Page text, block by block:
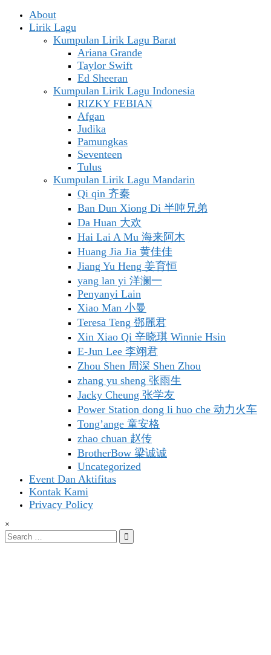
About
Lirik Lagu
Kumpulan Lirik Lagu Barat
Ariana Grande
Taylor Swift
Ed Sheeran
Kumpulan Lirik Lagu Indonesia
RIZKY FEBIAN
Afgan
Judika
Pamungkas
Seventeen
Tulus
Kumpulan Lirik Lagu Mandarin
Qi qin 齐秦
Ban Dun Xiong Di 半吨兄弟
Da Huan 大欢
Hai Lai A Mu 海来阿木
Huang Jia Jia 黄佳佳
Jiang Yu Heng 姜育恒
yang lan yi 洋澜一
Penyanyi Lain
Xiao Man 小曼
Teresa Teng 鄧麗君
Xin Xiao Qi 辛晓琪 Winnie Hsin
E-Jun Lee 李翊君
Zhou Shen 周深 Shen Zhou
zhang yu sheng 张雨生
Jacky Cheung 张学友
Power Station dong li huo che 动力火车
Tong’ange 童安格
zhao chuan 赵传
BrotherBow 梁诚诚
Uncategorized
Event Dan Aktifitas
Kontak Kami
Privacy Policy
×
Search
for: